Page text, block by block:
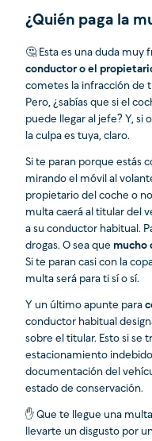
¿Quién paga la
🤔 Esta es una duda muy
conductor o el
cometes la infracción de
Pero, ¿sabías que si el
puede llegar al jefe? Y, si
la culpa es tuya, claro.
Si te paran porque estás
mirando el móvil al
propietario del coche o
multa caerá al titular del
a su conductor habitual.
drogas. O sea que mucho
Si te paran casi con la
multa será para ti sí o sí.
Y un último apunte para
conductor habitual
sobre el titular. Esto si se
estacionamiento
documentación del
estado de conservación.
✋ Que te llegue una
llevarte un disgusto por